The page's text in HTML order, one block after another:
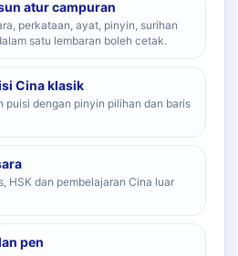
atur campuran
perkataan, ayat, pinyin, surihan
satu lembaran boleh cetak.
Cina klasik
puisi dengan pinyin pilihan dan baris
HSK dan pembelajaran Cina luar
pen